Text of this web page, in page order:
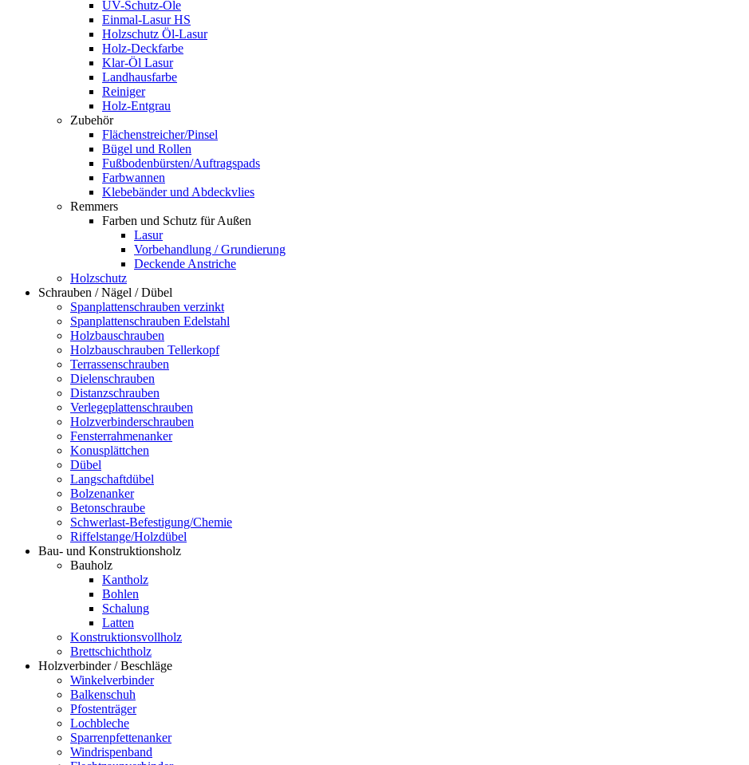
UV-Schutz-Öle
Einmal-Lasur HS
Holzschutz Öl-Lasur
Holz-Deckfarbe
Klar-Öl Lasur
Landhausfarbe
Reiniger
Holz-Entgrau
Zubehör
Flächenstreicher/Pinsel
Bügel und Rollen
Fußbodenbürsten/Auftragspads
Farbwannen
Klebebänder und Abdeckvlies
Remmers
Farben und Schutz für Außen
Lasur
Vorbehandlung / Grundierung
Deckende Anstriche
Holzschutz
Schrauben / Nägel / Dübel
Spanplattenschrauben verzinkt
Spanplattenschrauben Edelstahl
Holzbauschrauben
Holzbauschrauben Tellerkopf
Terrassenschrauben
Dielenschrauben
Distanzschrauben
Verlegeplattenschrauben
Holzverbinderschrauben
Fensterrahmenanker
Konusplättchen
Dübel
Langschaftdübel
Bolzenanker
Betonschraube
Schwerlast-Befestigung/Chemie
Riffelstange/Holzdübel
Bau- und Konstruktionsholz
Bauholz
Kantholz
Bohlen
Schalung
Latten
Konstruktionsvollholz
Brettschichtholz
Holzverbinder / Beschläge
Winkelverbinder
Balkenschuh
Pfostenträger
Lochbleche
Sparrenpfettenanker
Windrispenband